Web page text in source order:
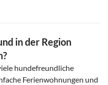
in der Region
hundefreundliche
Ferienwohnungen und